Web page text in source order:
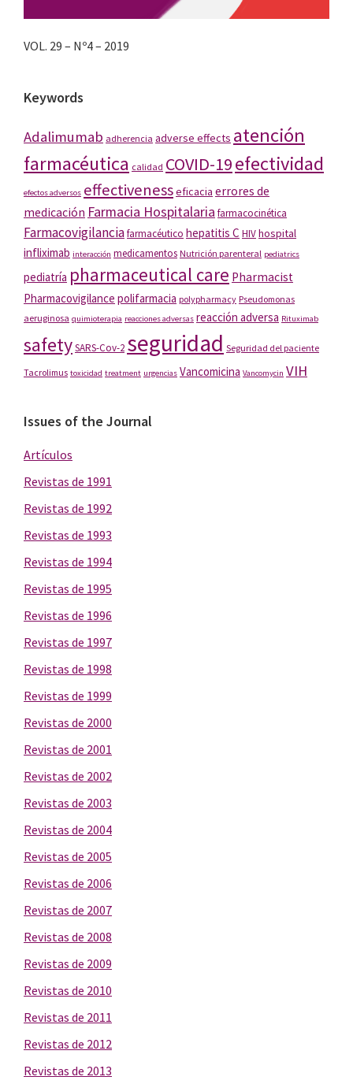
VOL. 29 – Nº4 – 2019
Keywords
Adalimumab adherencia adverse effects atención
farmacéutica calidad COVID-19efectividad
efectos adversos effectivenesseficacia errores de
medicación Farmacia Hospitalaria farmacocinética
Farmacovigilanciafarmacéutico hepatitis C HIVhospital
infliximab interacción medicamentos Nutrición parenteral pediatrics
pediatría pharmaceutical care Pharmacist
Pharmacovigilance polifarmacia polypharmacy Pseudomonas
aeruginosa quimioterapia reacciones adversas reacción adversa Rituximab
safetySARS-Cov-2 seguridad Seguridad del paciente
Tacrolimus toxicidad treatment urgencias Vancomicina Vancomycin VIH
Issues of the Journal
Artículos
Revistas de 1991
Revistas de 1992
Revistas de 1993
Revistas de 1994
Revistas de 1995
Revistas de 1996
Revistas de 1997
Revistas de 1998
Revistas de 1999
Revistas de 2000
Revistas de 2001
Revistas de 2002
Revistas de 2003
Revistas de 2004
Revistas de 2005
Revistas de 2006
Revistas de 2007
Revistas de 2008
Revistas de 2009
Revistas de 2010
Revistas de 2011
Revistas de 2012
Revistas de 2013